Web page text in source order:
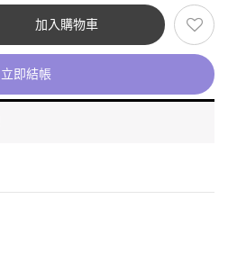
加入購物車
立即結帳